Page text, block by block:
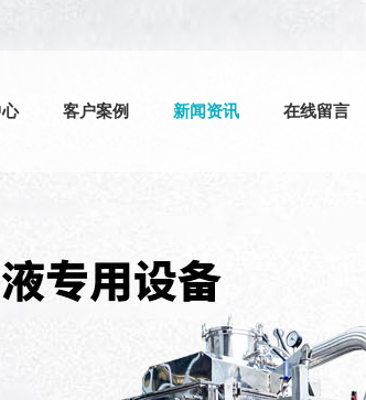
客户案例 新闻资讯 在线留言